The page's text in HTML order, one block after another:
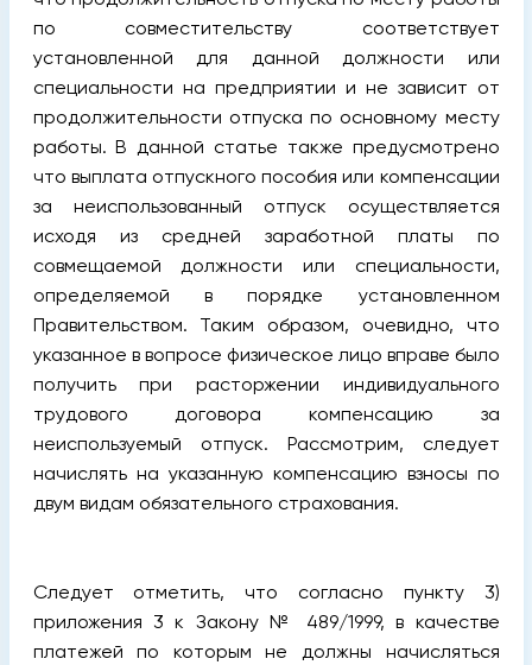
по совместительству соответствует
установленной для данной должности или
специальности на предприятии и не зависит от
продолжительности отпуска по основному месту
работы. В данной статье также предусмотрено
что выплата отпускного пособия или компенсации
за неиспользованный отпуск осуществляется
исходя из средней заработной платы по
совмещаемой должности или специальности,
определяемой в порядке установленном
Правительством. Таким образом, очевидно, что
указанное в вопросе физическое лицо вправе было
получить при расторжении индивидуального
трудового договора компенсацию за
неиспользуемый отпуск. Рассмотрим, следует
начислять на указанную компенсацию взносы по
двум видам обязательного страхования.
Следует отметить, что согласно пункту 3)
приложения 3 к Закону № 489/1999, в качестве
платежей по которым не должны начисляться